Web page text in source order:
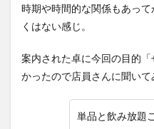
時期や時間的な関係もあっ
くはない感じ。
案内された卓に今回の目的
かったので店員さんに聞いて
単品と飲み放題